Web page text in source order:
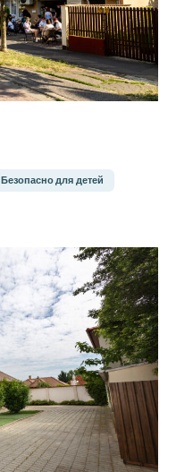
Безопасно для детей